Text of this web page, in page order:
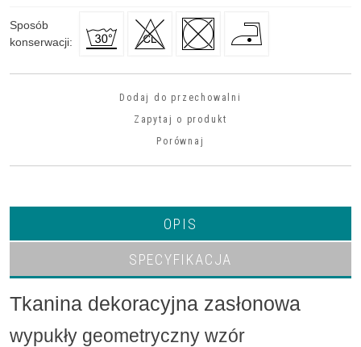
Sposób
konserwacji:
Dodaj do przechowalni
Zapytaj o produkt
Porównaj
OPIS
SPECYFIKACJA
Tkanina dekoracyjna zasłonowa
wypukły geometryczny wzór